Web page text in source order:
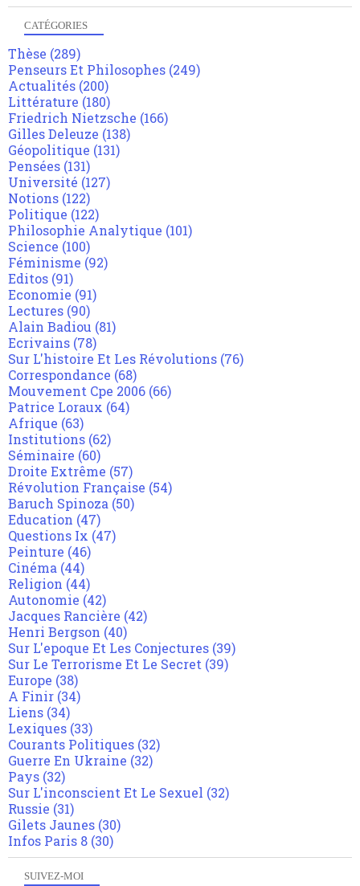
SUIVEZ-MOI
CATÉGORIES
Thèse (289)
Penseurs Et Philosophes (249)
Actualités (200)
Littérature (180)
Friedrich Nietzsche (166)
Gilles Deleuze (138)
Géopolitique (131)
Pensées (131)
Université (127)
Notions (122)
Politique (122)
Philosophie Analytique (101)
Science (100)
Féminisme (92)
Editos (91)
Economie (91)
Lectures (90)
Alain Badiou (81)
Ecrivains (78)
Sur L'histoire Et Les Révolutions (76)
Correspondance (68)
Mouvement Cpe 2006 (66)
Patrice Loraux (64)
Afrique (63)
Institutions (62)
Séminaire (60)
Droite Extrême (57)
Révolution Française (54)
Baruch Spinoza (50)
Education (47)
Questions Ix (47)
Peinture (46)
Cinéma (44)
Religion (44)
Autonomie (42)
Jacques Rancière (42)
Henri Bergson (40)
Sur L'epoque Et Les Conjectures (39)
Sur Le Terrorisme Et Le Secret (39)
Europe (38)
A Finir (34)
Liens (34)
Lexiques (33)
Courants Politiques (32)
Guerre En Ukraine (32)
Pays (32)
Sur L'inconscient Et Le Sexuel (32)
Russie (31)
Gilets Jaunes (30)
Infos Paris 8 (30)